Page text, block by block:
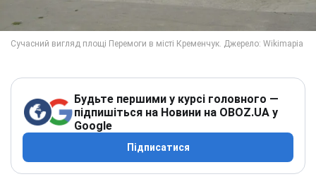
Будьте першими у курсі головного —
підпишіться на Новини на OBOZ.UA у
Google
Підписатися